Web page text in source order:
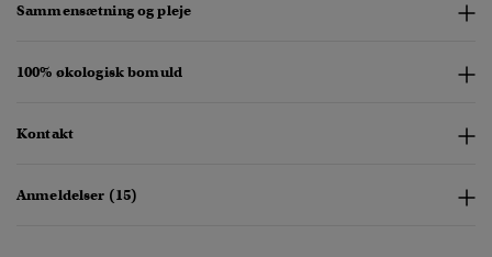
Sammensætning og pleje
100% økologisk bomuld
Kontakt
Anmeldelser (15)